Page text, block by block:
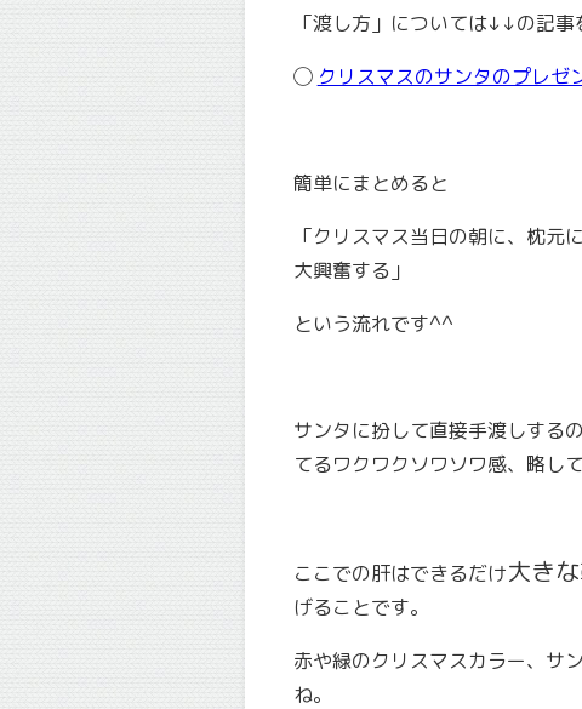
「渡し方」については↓↓の記事
◯ クリスマスのサンタのプレゼ
簡単にまとめると
「クリスマス当日の朝に、枕元
大興奮する 」
という流れです^^
サンタに扮して直接手渡しする
てるワクワクソワソワ感、略し
ここでの肝はできるだけ大き
げることです。
赤や緑のクリスマスカラー、サ
ね。